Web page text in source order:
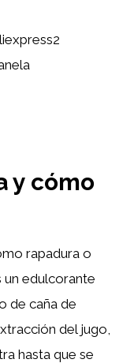
y cómo
rapadura o
un edulcorante
de caña de
del jugo,
hasta que se